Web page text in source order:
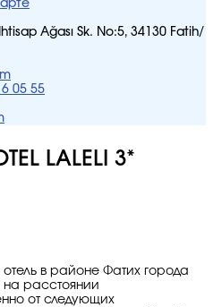
Ağası Sk. No:5, 34130 Fatih/
05 55
LALELI 3*
в районе Фатих города
расстоянии
от следующих